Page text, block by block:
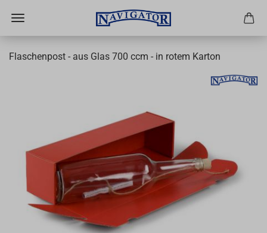
Flaschenpost - aus Glas 700 ccm - in rotem Karton